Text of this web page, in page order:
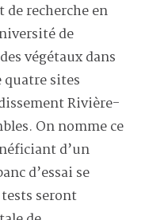
recherche en
de
végétaux dans
quatre sites
Rivière-
On nomme ce
d’un
d’essai se
seront